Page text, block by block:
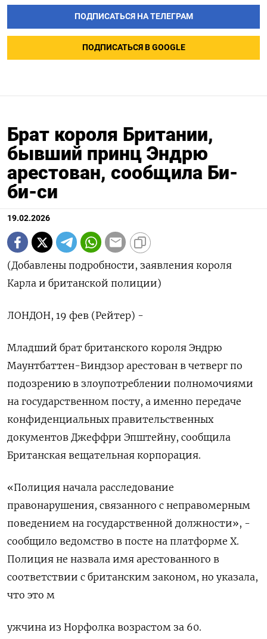
ПОДПИСАТЬСЯ НА ТЕЛЕГРАМ
ПОДПИСАТЬСЯ В GOOGLE
Брат короля Британии,
бывший принц Эндрю
арестован, сообщила Би-
би-си
19.02.2026
(Добавлены подробности, заявления короля
Карла и британской полиции)
ЛОНДОН, 19 фев (Рейтер) -
Младший брат британского короля Эндрю
Маунтбаттен-Виндзор арестован в четверг по
‌подозрению в злоупотреблении полномочиями
на государственном посту, а именно передаче
конфиденциальных правительственных
документов Джеффри Эпштейну, сообщила
Британская вещательная корпорация.
«Полиция начала расследование
правонарушения, ​связанного с неправомерным
поведением ​на государственной ​должности», -
сообщило ведомство в ⁠посте на платформе X.
Полиция не ‌назвала имя арестованного в
соответствии с ‌британским законом, но указала,
что это м
ужчина из Норфолка возрастом за ​60.